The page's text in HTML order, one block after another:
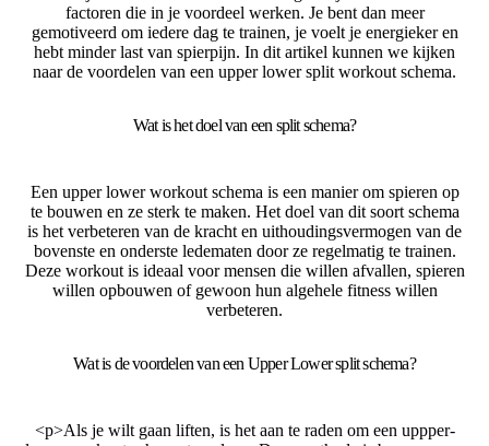
factoren die in je voordeel werken. Je bent dan meer
gemotiveerd om iedere dag te trainen, je voelt je energieker en
hebt minder last van spierpijn. In dit artikel kunnen we kijken
naar de voordelen van een upper lower split workout schema.
Wat is het doel van een split schema?
Een upper lower workout schema is een manier om spieren op
te bouwen en ze sterk te maken. Het doel van dit soort schema
is het verbeteren van de kracht en uithoudingsvermogen van de
bovenste en onderste ledematen door ze regelmatig te trainen.
Deze workout is ideaal voor mensen die willen afvallen, spieren
willen opbouwen of gewoon hun algehele fitness willen
verbeteren.
Wat is de voordelen van een Upper Lower split schema?
<p>Als je wilt gaan liften, is het aan te raden om een ​​uppper-